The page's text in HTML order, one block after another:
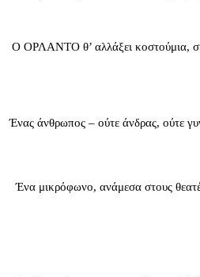
Ο ΟΡΛΑΝΤΟ θ’ αλλάξει κοστούμια,
Ένας άνθρωπος – ούτε άνδρας, ούτε
Ένα μικρόφωνο, ανάμεσα στους